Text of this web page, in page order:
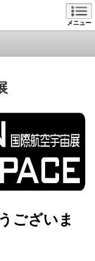
メニュー
ございま